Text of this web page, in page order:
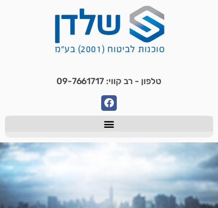
טלפון - רב קווי: 09-7661717